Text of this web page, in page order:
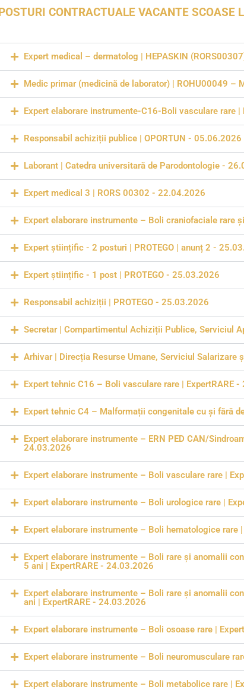
POSTURI CONTRACTUALE VACANTE SCOASE
Expert medical – dermatolog | HEPASKIN
Medic primar (medicină de laborator) | ROHU00049 –
Expert elaborare instrumente-C16-Boli vasculare rare
Responsabil achiziții publice | OPORTUN - 05.06.2026
Laborant | Catedra universitară de Parodontologie -
Expert medical 3 | RORS 00302 - 22.04.2026
Expert elaborare instrumente – Boli craniofaciale rare
Expert științific - 2 posturi | PROTEGO | anunț 2 -
Expert științific - 1 post | PROTEGO - 25.03.2026
Responsabil achiziții | PROTEGO - 25.03.2026
Secretar | Compartimentul Achiziții Publice, Serviciul
Arhivar | Direcția Resurse Umane, Serviciul
Expert tehnic C16 – Boli vasculare rare | ExpertRARE
Expert tehnic C4 – Malformații congenitale cu și fără
Expert elaborare instrumente – ERN PED CAN/
24.03.2026
Expert elaborare instrumente – Boli vasculare rare |
Expert elaborare instrumente – Boli urologice rare |
Expert elaborare instrumente – Boli hematologice rare
Expert elaborare instrumente – Boli rare și anomalii
5 ani | ExpertRARE - 24.03.2026
Expert elaborare instrumente – Boli rare și anomalii
ani | ExpertRARE - 24.03.2026
Expert elaborare instrumente – Boli osoase rare |
Expert elaborare instrumente – Boli neuromusculare
Expert elaborare instrumente – Boli metabolice rare |